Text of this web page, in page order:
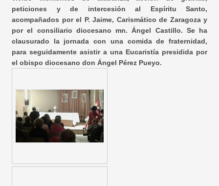
peticiones y de intercesión al Espíritu Santo,
acompañados por el P. Jaime, Carismático de Zaragoza y
por el consiliario diocesano mn. Ángel Castillo. Se ha
clausurado la jornada con una comida de fraternidad,
para seguidamente asistir a una Eucaristía presidida por
el obispo diocesano don Ángel Pérez Pueyo.